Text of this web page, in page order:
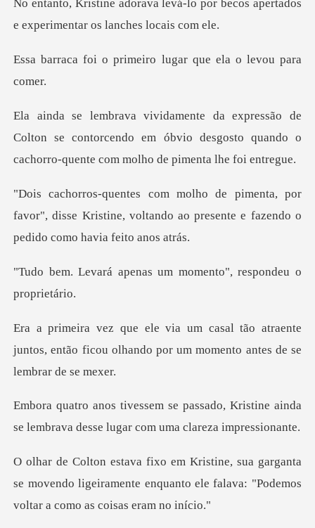
-lo por becos apertados
e experim
rimeiro lugar que el
olton se contorcendo em óbvio desgosto quando o
cac
or
favor", disse Kristine, voltando ao presente
nas um momento", resp
atraente
juntos, então ficou olhando por u
o, Kristine ainda
se lembrava desse l
ganta
se movendo ligeiramente enquanto ele falava: